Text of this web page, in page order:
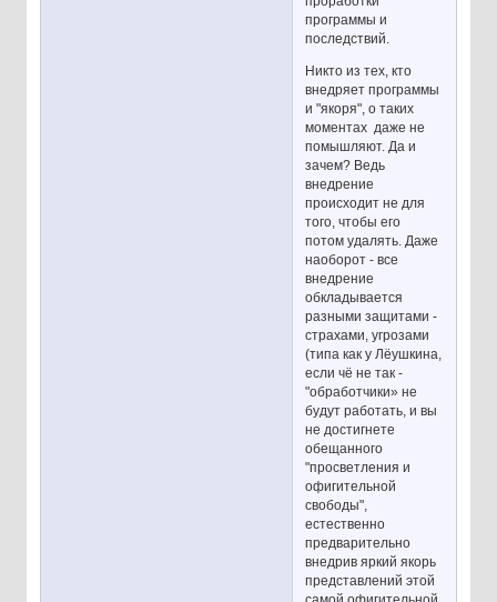
программы и
последствий.
Никто из тех, кто
внедряет программы
и "якоря", о таких
моментах даже не
помышляют. Да и
зачем? Ведь
внедрение
происходит не для
того, чтобы его
потом удалять. Даже
наоборот - все
внедрение
обкладывается
разными защитами -
страхами, угрозами
(типа как у Лёушкина,
если чё не так -
"обработчики» не
будут работать, и вы
не достигнете
обещанного
"просветления и
офигительной
свободы",
естественно
предварительно
внедрив яркий якорь
представлений этой